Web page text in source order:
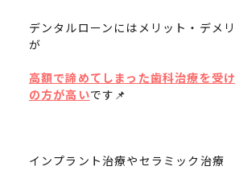
デンタルローンにはメリット・デメ
が
高額で諦めてしまった歯科治療を受
の方が高いです📌
インプラント治療やセラミック治療